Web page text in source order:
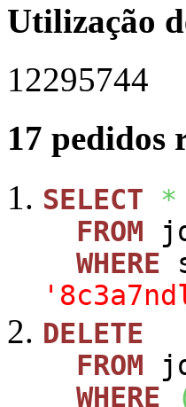
Utilização
12295744
17 pedidos
SELECT
*
FROM
WHERE
DELETE
FROM
WHERE